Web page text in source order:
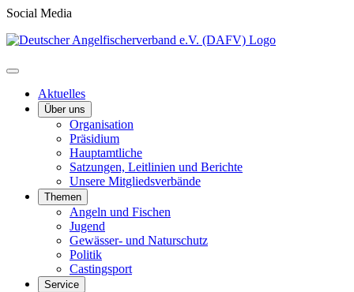
Social Media
Aktuelles
Über uns
Organisation
Präsidium
Hauptamtliche
Satzungen, Leitlinien und Berichte
Unsere Mitgliedsverbände
Themen
Angeln und Fischen
Jugend
Gewässer- und Naturschutz
Politik
Castingsport
Service